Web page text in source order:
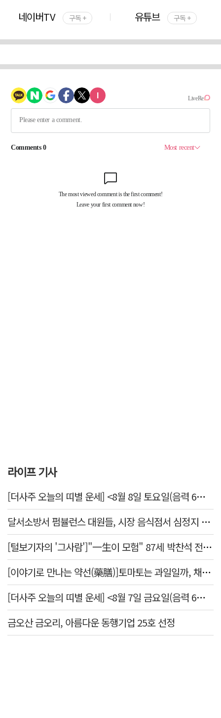
네이버TV 구독 + 유튜브 구독 +
라이프 기사
[더사주 오늘의 띠별 운세] <8월 8일 토요일(음력 6월26일)>
달서소방서 펌뷸런스 대원들, 시장 음식점서 심정지 환자 생명 살려
[털보기자의 '그사람']"一生이 모험" 87세 박찬석 전 경북대 총장
[이야기로 만나는 약선(藥膳)]토마토는 과일일까, 채소일까
[더사주 오늘의 띠별 운세] <8월 7일 금요일(음력 6월25일)>
금오산 금오리, 아름다운 동행기업 25호 선정